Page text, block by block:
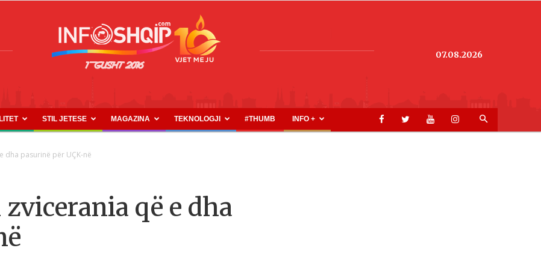
INFOSHQIP.COM
07.08.2026
STIL JETESE MAGAZINA TEKNOLOGJI #THUMB INFO +
dha pasurinë për UÇK-në
që e dha